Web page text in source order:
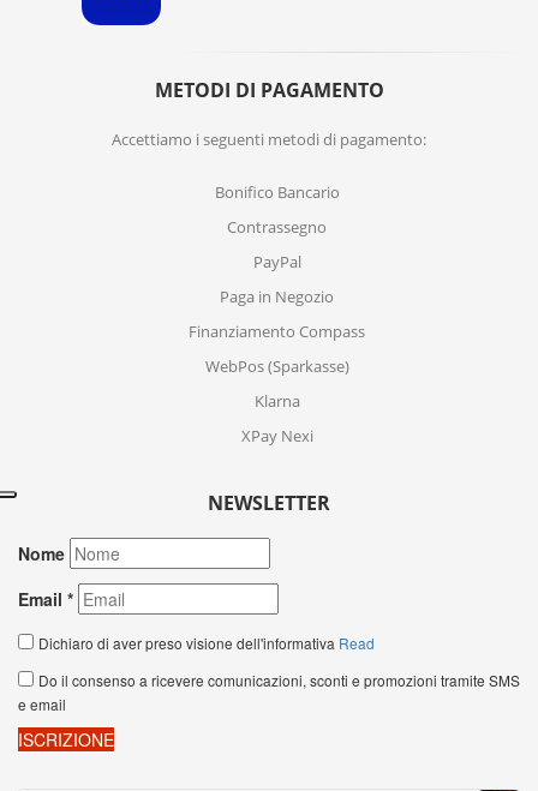
METODI DI PAGAMENTO
Accettiamo i seguenti metodi di pagamento:
Bonifico Bancario
Contrassegno
PayPal
Paga in Negozio
Finanziamento Compass
WebPos (Sparkasse)
Klarna
XPay Nexi
NEWSLETTER